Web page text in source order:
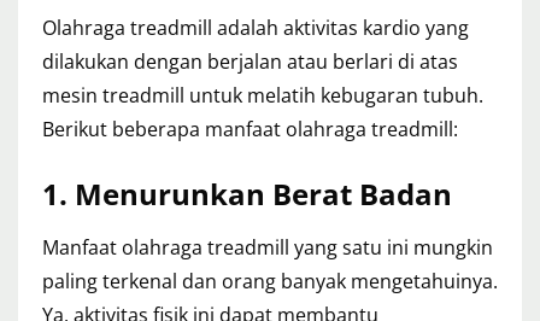
Olahraga treadmill adalah aktivitas kardio yang
dilakukan dengan berjalan atau berlari di atas
mesin treadmill untuk melatih kebugaran tubuh.
Berikut beberapa manfaat olahraga treadmill:
1. Menurunkan Berat Badan
Manfaat olahraga treadmill yang satu ini mungkin
paling terkenal dan orang banyak mengetahuinya.
Ya, aktivitas fisik ini dapat membantu